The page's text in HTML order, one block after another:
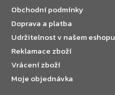
Obchodní podmínky
Doprava a platba
Udržitelnost v našem eshopu
Reklamace zboží
Vrácení zboží
Moje objednávka